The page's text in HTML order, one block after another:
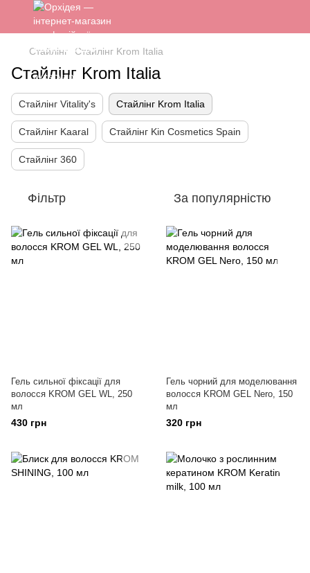
Стайлінг Стайлінг Krom Italia
Стайлінг Krom Italia
Стайлінг Vitality's Стайлінг Krom Italia
Стайлінг Kaaral Стайлінг Kin Cosmetics Spain
Стайлінг 360
Фільтр За популярністю
Гель сильної фіксації для
волосся KROM GEL WL, 250
мл
430 грн
Гель чорний для моделювання
волосся KROM GEL Nero, 150
мл
320 грн